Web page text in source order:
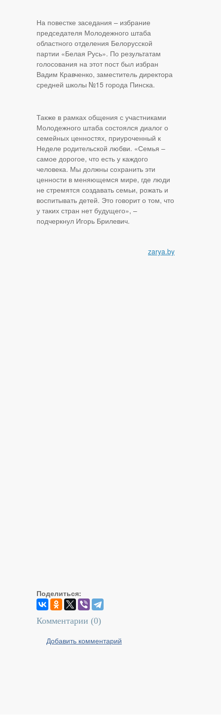
На повестке заседания – избрание
председателя Молодежного штаба
областного отделения Белорусской
партии «Белая Русь». По результатам
голосования на этот пост был избран
Вадим Кравченко, заместитель директора
средней школы №15 города Пинска.
Также в рамках общения с участниками
Молодежного штаба состоялся диалог о
семейных ценностях, приуроченный к
Неделе родительской любви. «Семья –
самое дорогое, что есть у каждого
человека. Мы должны сохранить эти
ценности в меняющемся мире, где люди
не стремятся создавать семьи, рожать и
воспитывать детей. Это говорит о том, что
у таких стран нет будущего», –
подчеркнул Игорь Брилевич.
zarya.by
Поделиться:
Комментарии (0)
Добавить комментарий